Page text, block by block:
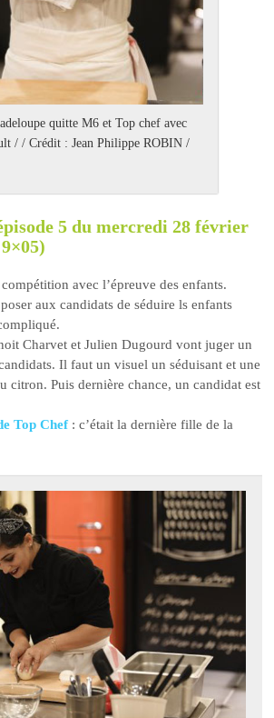
quitte M6 et Top chef avec
/ / Crédit : Jean Philippe ROBIN /
5 du mercredi 28 février
avec l’épreuve des enfants.
aux candidats de séduire ls enfants
Charvet et Julien Dugourd vont juger un
Il faut un visuel un séduisant et une
citron. Puis dernière chance, un candidat est
Top Chef: c’était la dernière fille de la